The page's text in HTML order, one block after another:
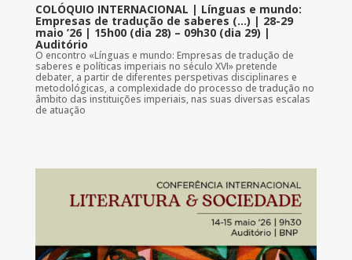
COLÓQUIO INTERNACIONAL | Línguas e mundo:
Empresas de tradução de saberes (…) | 28-29
maio ’26 | 15h00 (dia 28) – 09h30 (dia 29) |
Auditório
O encontro «Línguas e mundo: Empresas de tradução de
saberes e políticas imperiais no século XVI» pretende
debater, a partir de diferentes perspetivas disciplinares e
metodológicas, a complexidade do processo de tradução no
âmbito das instituições imperiais, nas suas diversas escalas
de atuação